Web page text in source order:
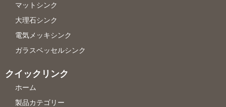
マットシンク
大理石シンク
電気メッキシンク
ガラスベッセルシンク
クイックリンク
ホーム
製品カテゴリー